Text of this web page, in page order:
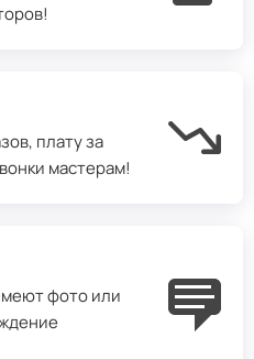
плату за
мастерам!
фото или